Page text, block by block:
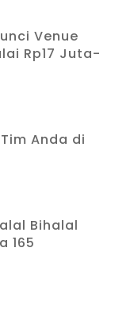
Venue
Rp17 Juta-
Anda di
Bihalal
165